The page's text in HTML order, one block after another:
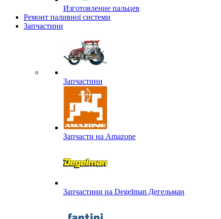
Изготовление пальцев
Ремонт паливної системи
Запчастини
Запчастини
Запчасти на Amazone
Запчастини на Degelman Дегельман